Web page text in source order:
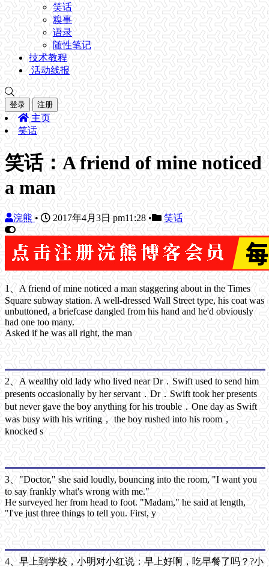
笑话
糗事
语录
随性笔记
技术教程
活动线报
登录 注册
主页
笑话
笑话：A friend of mine noticed
a man
浣熊• 2017年4月3日 pm11:28 • 笑话
1、A friend of mine noticed a man staggering about in the Times
Square subway station. A well-dressed Wall Street type, his coat was
unbuttoned, a briefcase dangled from his hand and he'd obviously
had one too many.
Asked if he was all right, the man
2、A wealthy old lady who lived near Dr．Swift used to send him
presents occasionally by her servant．Dr．Swift took her presents
but never gave the boy anything for his trouble．One day as Swift
was busy with his writing， the boy rushed into his room，
knocked s
3、"Doctor," she said loudly, bouncing into the room, "I want you
to say frankly what's wrong with me."
He surveyed her from head to foot. "Madam," he said at length,
"I've just three things to tell you. First, y
4、早上到学校，小明对小红说：早上好啊，吃早餐了吗？?小